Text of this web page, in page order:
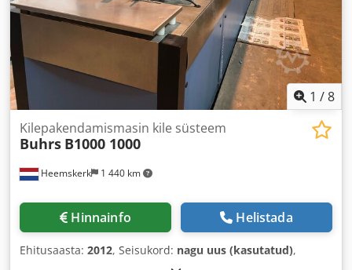
1 /8
Heemskerk 1 440 km
Kilepakendamismasin kile süsteem
Buhrs B1000 1000
Hinnainfo Helistada
Ehitusaasta: 2012, Seisukord: nagu uus (kasutatud),